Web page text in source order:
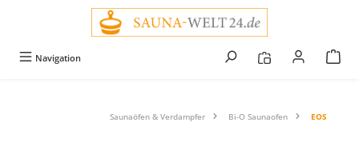
Navigation
Saunaöfen & Verdampfer Bi-O Saunaofen EOS